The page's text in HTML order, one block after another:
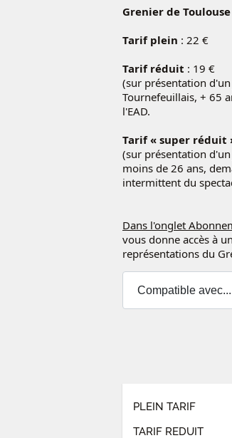
Grenier de Toulouse
Tarif plein : 22 €
Tarif réduit : 19 €
(sur présentation
Tournefeuillais, + 65
l'EAD.
Tarif « super réduit
(sur présentation
moins de 26 ans,
intermittent du
Dans l'onglet
vous donne accès à
représentations du
PLEIN TARIF
TARIF REDUIT